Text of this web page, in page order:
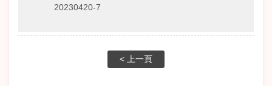
20230420-7
< 上一頁